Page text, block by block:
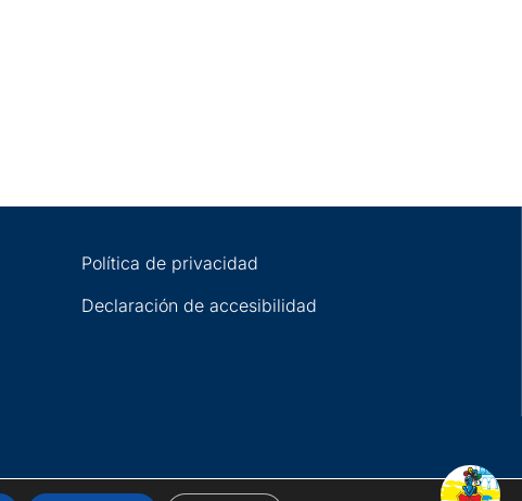
Política de privacidad
Declaración de accesibilidad